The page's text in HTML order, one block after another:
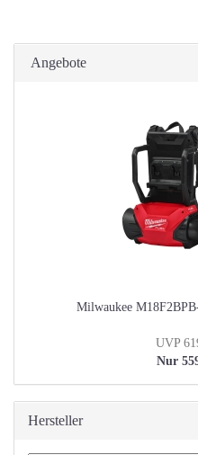
Angebote
Milwaukee
UVP
Nur
Hersteller